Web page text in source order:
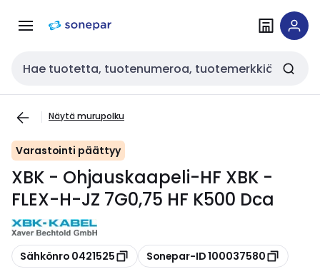
navigointiinsisältöön
Haku
Näytä murupolku
Varastointi päättyy
XBK - Ohjauskaapeli-HF XBK -
FLEX-H-JZ 7G0,75 HF K500 Dca
Kopioi
Sähkönro 0421525 Kopioi
Sonepar-ID 100037580